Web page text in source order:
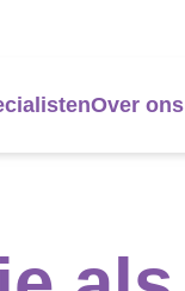
Over ons